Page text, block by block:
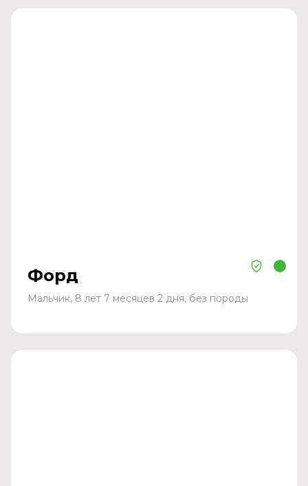
Форд
Мальчик, 8 лет 7 месяцев 2 дня, без породы